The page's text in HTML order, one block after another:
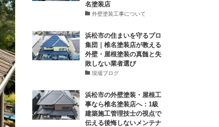
名塗装店
外壁塗装工事について
浜松市の住まいを守るプロ
集団｜椎名塗装店が教える
外壁・屋根塗装の真髄と失
敗しない業者選び
現場ブログ
浜松市の外壁塗装・屋根工
事なら椎名塗装店へ：1級
建築施工管理技士の視点で
伝える後悔しないメンテナ